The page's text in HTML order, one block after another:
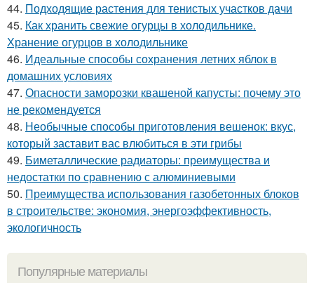
44. Подходящие растения для тенистых участков дачи
45. Как хранить свежие огурцы в холодильнике.
Хранение огурцов в холодильнике
46. Идеальные способы сохранения летних яблок в
домашних условиях
47. Опасности заморозки квашеной капусты: почему это
не рекомендуется
48. Необычные способы приготовления вешенок: вкус,
который заставит вас влюбиться в эти грибы
49. Биметаллические радиаторы: преимущества и
недостатки по сравнению с алюминиевыми
50. Преимущества использования газобетонных блоков
в строительстве: экономия, энергоэффективность,
экологичность
Популярные материалы